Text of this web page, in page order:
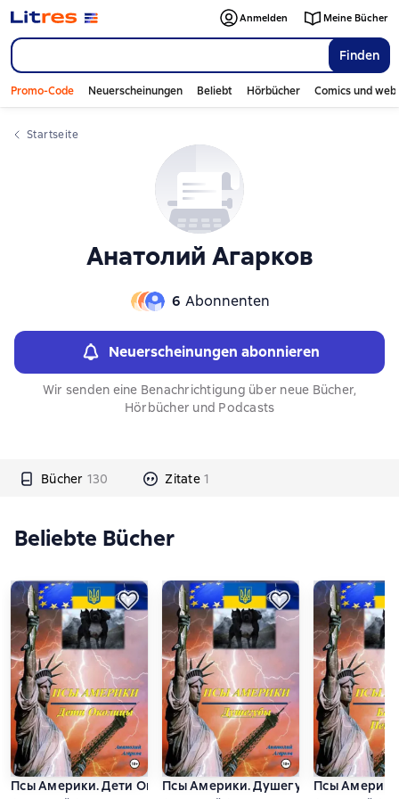
Finden
Anmelden Meine Bücher
Promo-Code Neuerscheinungen Beliebt Hörbücher Comics und
Startseite
Анатолий Агарков
6 Abonnenten
Neuerscheinungen abonnieren
Wir senden eine Benachrichtigung über neue Bücher,
Hörbücher und Podcasts
Bücher 130 Zitate 1
Слайдер с книгами
Beliebte Bücher
Псы Америки. Дети ОколицыПсы Америки. ДушегубыПсы
Слайдер с книгами